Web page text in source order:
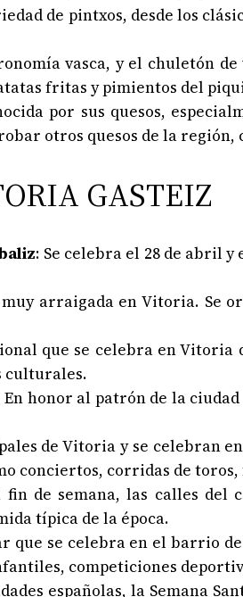
de pintxos, desde los
vasca, y el chuletón
fritas y pimientos del
por sus quesos,
otros quesos de la región,
GASTEIZ
: Se celebra el 28 de abril
arraigada en Vitoria. Se
que se celebra en
culturales.
honor al patrón de la
de Vitoria y se celebran
conciertos, corridas de
de semana, las calles del
típica de la época.
que se celebra en el barrio
competiciones
españolas, la Semana